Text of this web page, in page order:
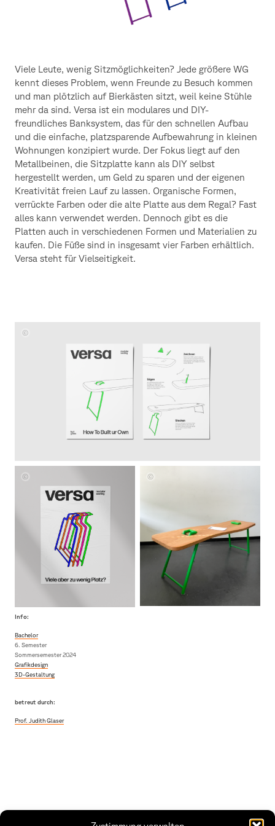
Viele Leute, wenig Sitzmöglichkeiten? Jede größere WG
kennt dieses Problem, wenn Freunde zu Besuch kommen
und man plötzlich auf Bierkästen sitzt, weil keine Stühle
mehr da sind. Versa ist ein modulares und DIY-
freundliches Banksystem, das für den schnellen Aufbau
und die einfache, platzsparende Aufbewahrung in kleinen
Wohnungen konzipiert wurde. Der Fokus liegt auf den
Metallbeinen, die Sitzplatte kann als DIY selbst
hergestellt werden, um Geld zu sparen und der eigenen
Kreativität freien Lauf zu lassen. Organische Formen,
verrückte Farben oder die alte Platte aus dem Regal? Fast
alles kann verwendet werden. Dennoch gibt es die
Platten auch in verschiedenen Formen und Materialien zu
kaufen. Die Füße sind in insgesamt vier Farben erhältlich.
Versa steht für Vielseitigkeit.
Info:
Bachelor
6. Semester
Sommersemester 2024
Grafikdesign
3D-Gestaltung
betreut durch:
Prof. Judith Glaser